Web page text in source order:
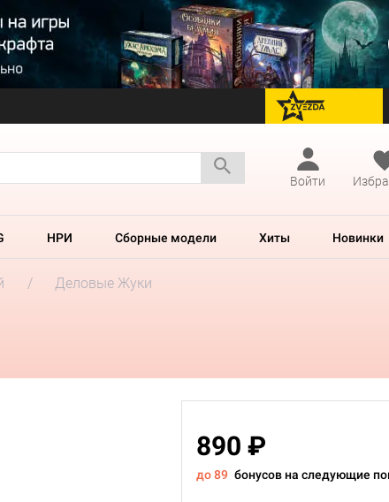
перейти на Zvezda
Войти
НРИ Сборные модели Хиты Новинки
Деловые Жуки
890 ₽
до 89 бонусов на следующие